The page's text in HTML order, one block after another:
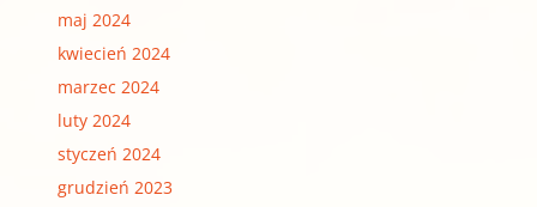
maj 2024
kwiecień 2024
marzec 2024
luty 2024
styczeń 2024
grudzień 2023